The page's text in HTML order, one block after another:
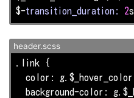
$-transition_duration: 2
header.scss
.link {
color:
background-color: